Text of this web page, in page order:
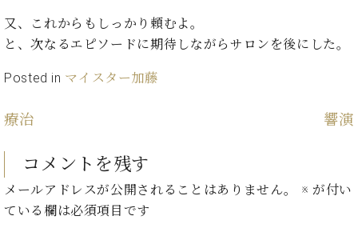
ー
ト
ラ
ノ
C.
ベ
入
ー
ジ
オ
代
催
ト
ベ
ヒ
ュ
セ
ト
ラ
又、これからもしっかり頼むよ。
と、次なるエピソードに期待しながらサロンを後にした。
Posted in マイスター加藤
療治 響演
コメントを残す
メールアドレスが公開されることはありません。 ※ が付い
ている欄は必須項目です